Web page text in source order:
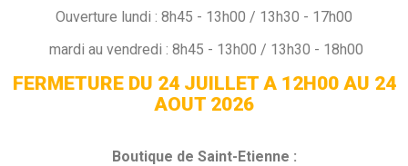
Ouverture lundi : 8h45 - 13h00 / 13h30 - 17h00
mardi au vendredi : 8h45 - 13h00 / 13h30 - 18h00
FERMETURE DU 24 JUILLET A 12H00 AU 24
AOUT 2026
Boutique de Saint-Etienne :